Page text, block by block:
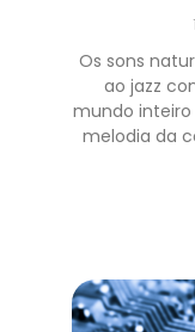
Os sons
ao jazz
mundo
melodia da